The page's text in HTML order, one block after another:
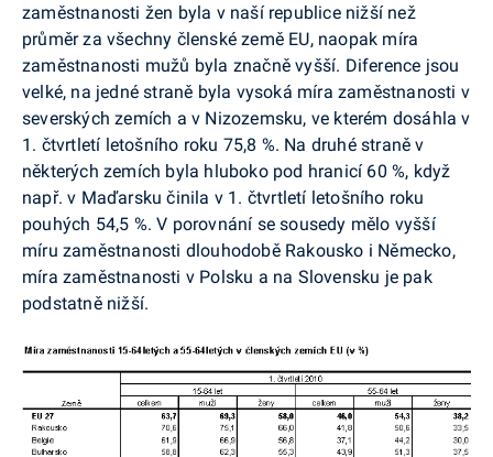
zaměstnanosti žen byla v naší republice nižší než
průměr za všechny členské země EU, naopak míra
zaměstnanosti mužů byla značně vyšší. Diference jsou
velké, na jedné straně byla vysoká míra zaměstnanosti v
severských zemích a v Nizozemsku, ve kterém dosáhla v
1. čtvrtletí letošního roku 75,8 %. Na druhé straně v
některých zemích byla hluboko pod hranicí 60 %, když
např. v Maďarsku činila v 1. čtvrtletí letošního roku
pouhých 54,5 %. V porovnání se sousedy mělo vyšší
míru zaměstnanosti dlouhodobě Rakousko i Německo,
míra zaměstnanosti v Polsku a na Slovensku je pak
podstatně nižší.